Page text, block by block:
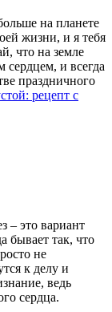
на планете
жизни, и я тебя
что на земле
сердцем, и всегда
праздничного
рецепт с
– это вариант
бывает так, что
не
к делу и
ведь
сердца.